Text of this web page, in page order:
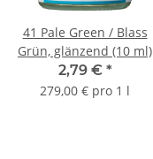
41 Pale Green / Blass
Grün, glänzend (10 ml)
2,79 € *
279,00 € pro 1 l